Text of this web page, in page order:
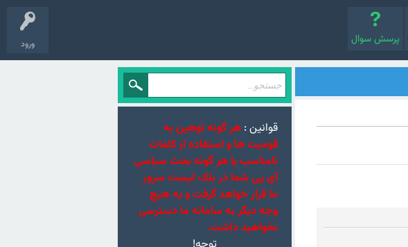
ورود پرسش سوال
قوانین : هر گونه توهین به
قومیت ها و استفاده از کلمات
نامناسب یا هر گونه بحث سیاسی
آی پی شما در بلک لیست سرور
ما قرار خواهد گرفت و به هیچ
وجه دیگر به سامانه ما دسترسی
نخواهید داشت.